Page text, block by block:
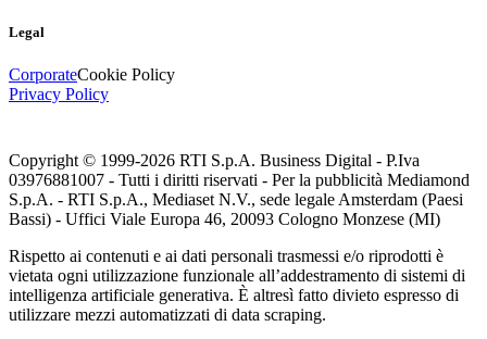
Legal
CorporateCookie Policy
Privacy Policy
Copyright © 1999-2026 RTI S.p.A. Business Digital - P.Iva
03976881007 - Tutti i diritti riservati - Per la pubblicità Mediamond
S.p.A. - RTI S.p.A., Mediaset N.V., sede legale Amsterdam (Paesi
Bassi) - Uffici Viale Europa 46, 20093 Cologno Monzese (MI)
Rispetto ai contenuti e ai dati personali trasmessi e/o riprodotti è
vietata ogni utilizzazione funzionale all’addestramento di sistemi di
intelligenza artificiale generativa. È altresì fatto divieto espresso di
utilizzare mezzi automatizzati di data scraping.